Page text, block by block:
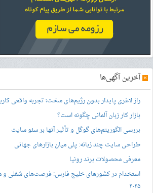
»آخرین آگهی‌ها
راز لاغری پایدار بدون رژیم‌های سخت؛ تجربه واقعی
بازار کار زبان آلمانی چگونه است؟
بررسی الگوریتم‌های گوگل و تأثیر آنها بر سئو سایت
طراحی سایت چند زبانه: پلی میان بازارهای جهانی
معرفی محصولات برند رونیا
استخدام در کشورهای خلیج فارس: فرصت‌های شغلی و
۲۰۲۵